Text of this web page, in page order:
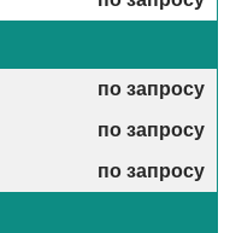
по запросу
по запросу
по запросу